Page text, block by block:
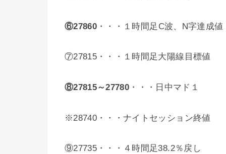
⑥27860 ・・・１時間足C波、N字達成値
⑦27815・・・１時間足大陽線目標値
⑧27815～27780 ・・・日中マド１
※28740・・・ナイトセッション終値
⑨27735・・・４時間足38.2％戻し